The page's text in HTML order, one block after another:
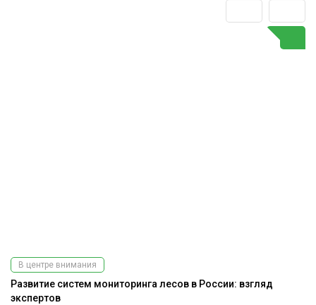
В центре внимания
Развитие систем мониторинга лесов в России: взгляд
экспертов